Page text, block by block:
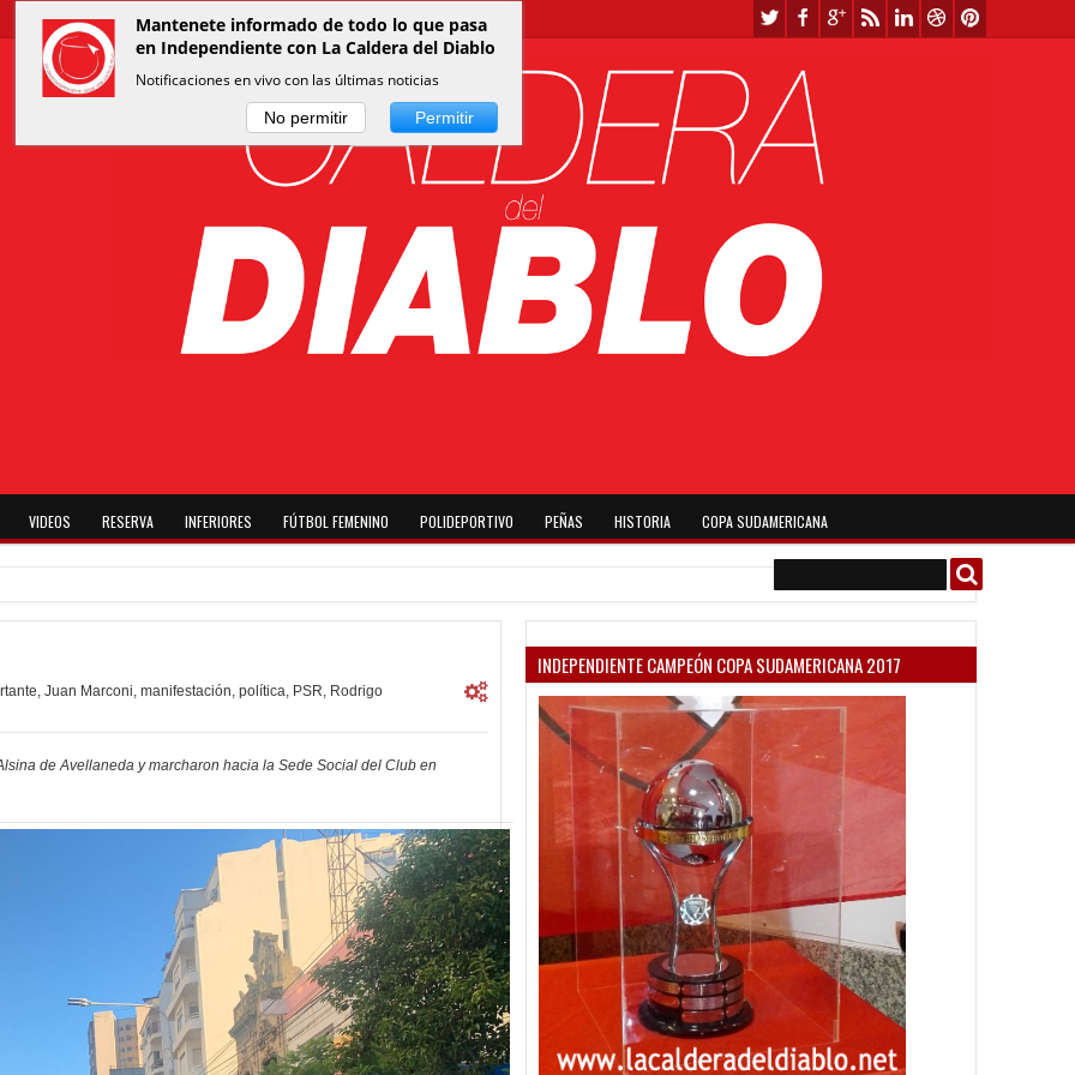
VIDEOS RESERVA INFERIORES FÚTBOL FEMENINO POLIDEPORTIVO PEÑAS HISTORIA COPA SUDAMERICANA
, Juan Marconi, manifestación, política, PSR, Rodrigo
de Avellaneda y marcharon hacia la Sede Social del Club en
INDEPENDIENTE CAMPEÓN COPA SUDAMERICANA 2017
Mantenete informado de todo lo que pasa
en Independiente con La Caldera del Diablo
Notificaciones en vivo con las últimas noticias
No permitir Permitir